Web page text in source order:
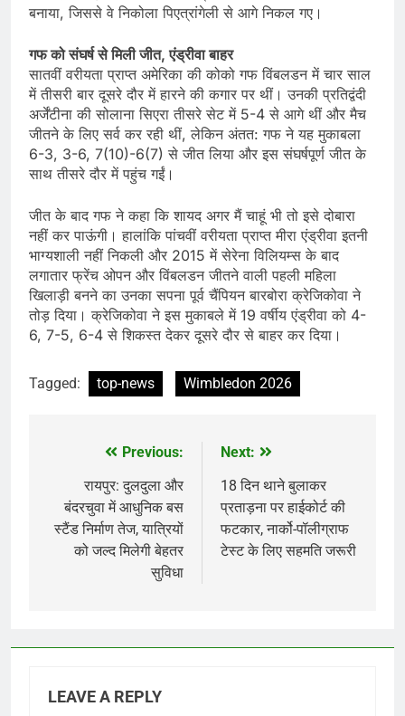
बनाया, जिससे वे निकोला पिएत्रांगेली से आगे निकल गए।
गफ को संघर्ष से मिली जीत, एंड्रीवा बाहर
सातवीं वरीयता प्राप्त अमेरिका की कोको गफ विंबलडन में चार साल
में तीसरी बार दूसरे दौर में हारने की कगार पर थीं। उनकी प्रतिद्वंदी
अर्जेंटीना की सोलाना सिएरा तीसरे सेट में 5-4 से आगे थीं और मैच
जीतने के लिए सर्व कर रही थीं, लेकिन अंतत: गफ ने यह मुकाबला
6-3, 3-6, 7(10)-6(7) से जीत लिया और इस संघर्षपूर्ण जीत के
साथ तीसरे दौर में पहुंच गईं।
जीत के बाद गफ ने कहा कि शायद अगर मैं चाहूं भी तो इसे दोबारा
नहीं कर पाऊंगी। हालांकि पांचवीं वरीयता प्राप्त मीरा एंड्रीवा इतनी
भाग्यशाली नहीं निकली और 2015 में सेरेना विलियम्स के बाद
लगातार फ्रेंच ओपन और विंबलडन जीतने वाली पहली महिला
खिलाड़ी बनने का उनका सपना पूर्व चैंपियन बारबोरा क्रेजिकोवा ने
तोड़ दिया। क्रेजिकोवा ने इस मुकाबले में 19 वर्षीय एंड्रीवा को 4-
6, 7-5, 6-4 से शिकस्त देकर दूसरे दौर से बाहर कर दिया।
Tagged: top-news Wimbledon 2026
navigation
Previous:
रायपुर: दुलदुला और
बंदरचुवा में आधुनिक बस
स्टैंड निर्माण तेज, यात्रियों
को जल्द मिलेगी बेहतर
सुविधा
Next:
18 दिन थाने बुलाकर
प्रताड़ना पर हाईकोर्ट की
फटकार, नार्को-पॉलीग्राफ
टेस्ट के लिए सहमति जरूरी
LEAVE A REPLY